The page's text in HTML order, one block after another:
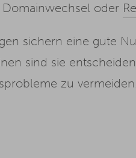
oder
sichern eine gute
sind sie
zu vermeiden.